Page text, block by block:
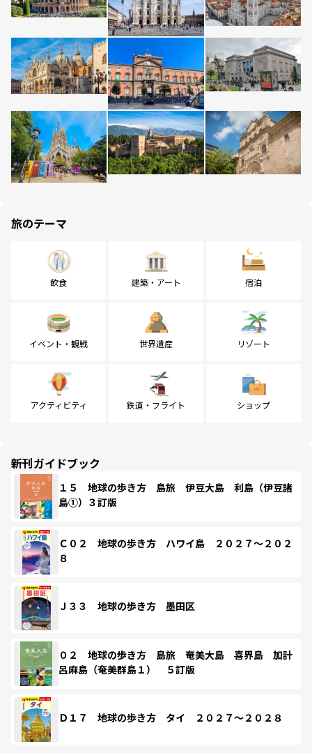
旅のテーマ
飲食 建築・アート 宿泊
イベント・観戦 世界遺産 リゾート
アクティビティ 鉄道・フライト ショップ
新刊ガイドブック
１５ 地球の歩き方 島旅 伊豆大島 利島（伊豆諸
島①）３訂版
Ｃ０２ 地球の歩き方 ハワイ島 ２０２７～２０２
８
Ｊ３３ 地球の歩き方 墨田区
０２ 地球の歩き方 島旅 奄美大島 喜界島 加計
呂麻島（奄美群島１） ５訂版
Ｄ１７ 地球の歩き方 タイ ２０２７～２０２８